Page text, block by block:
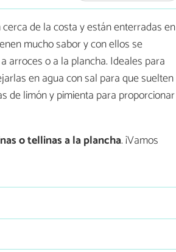
de la costa y están enterradas en
mucho sabor y con ellos se
arroces o a la plancha. Ideales para
en agua con sal para que suelten
de limón y pimienta para proporcionar
o tellinas a la plancha. ¡Vamos